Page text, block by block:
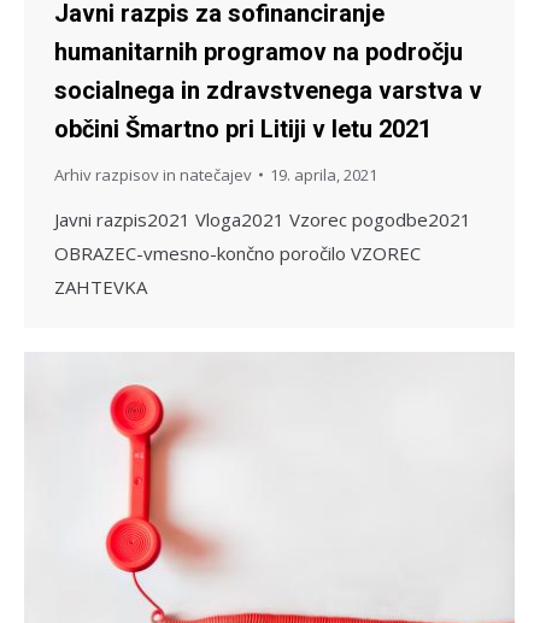
Javni razpis za sofinanciranje
humanitarnih programov na področju
socialnega in zdravstvenega varstva v
občini Šmartno pri Litiji v letu 2021
Arhiv razpisov in natečajev 19. aprila, 2021
Javni razpis2021 Vloga2021 Vzorec pogodbe2021
OBRAZEC-vmesno-končno poročilo VZOREC
ZAHTEVKA